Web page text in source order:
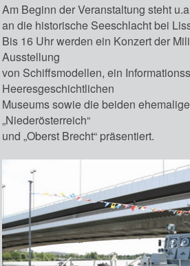
Am Beginn der Veranstaltung steht
an die historische Seeschlacht bei
Bis 16 Uhr werden ein Konzert der
Ausstellung
von Schiffsmodellen, ein
Heeresgeschichtlichen
Museums sowie die beiden
„Niederösterreich“
und „Oberst Brecht“ präsentiert.